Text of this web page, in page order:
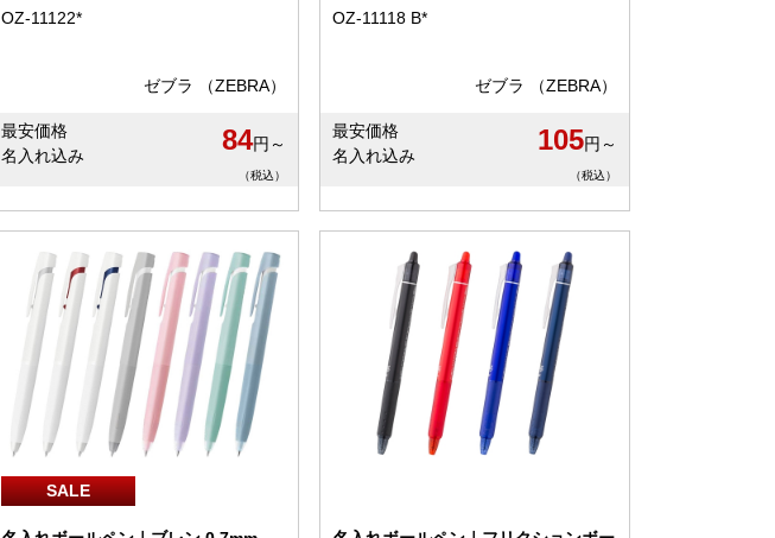
OZ-11122*
ゼブラ （ZEBRA）
最安価格
名入れ込み
84円～
（税込）
OZ-11118 B*
ゼブラ （ZEBRA）
最安価格
名入れ込み
105円～
（税込）
SALE